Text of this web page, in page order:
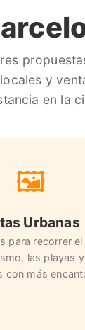
y
en la
🖼️
Urbanas
para recorrer el
las playas
con más